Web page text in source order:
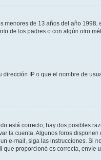
menores de 13 años del año
de los padres o con algún otro
IP o que el nombre de
está correcto, hay dos posibles
la cuenta. Algunos foros
e-mail, siga las instrucciones.
proporcionó es correcta, envíe